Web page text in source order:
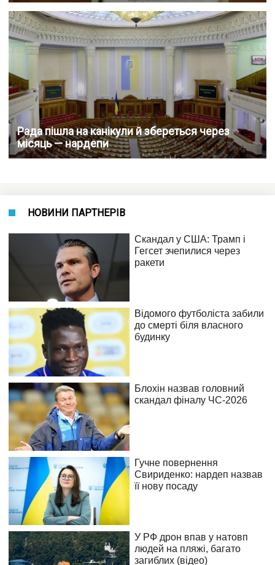
Рада пішла на канікули й збереться через
місяць — нардепи
НОВИНИ ПАРТНЕРІВ